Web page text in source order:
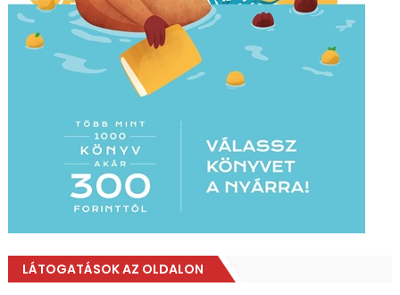
LÁTOGATÁSOK AZ OLDALON